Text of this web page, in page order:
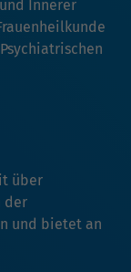
Innerer
über
der
und bietet an